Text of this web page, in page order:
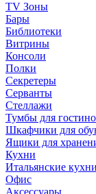
TV Зоны
Бары
Библиотеки
Витрины
Консоли
Полки
Секретеры
Серванты
Стеллажи
Тумбы для
Шкафчики для
Ящики для
Кухни
Итальянские кухни
Офис
Аксессуары